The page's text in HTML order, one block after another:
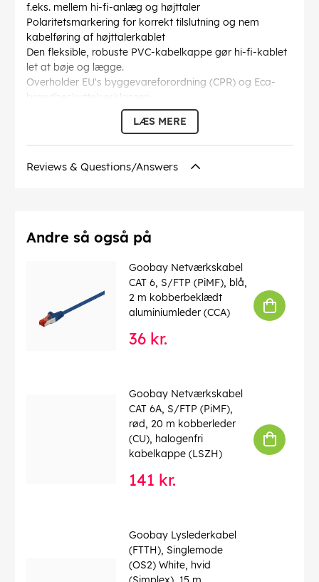
f.eks. mellem hi-fi-anlæg og højttaler
Polaritetsmarkering for korrekt tilslutning og nem
kabelføring af højttalerkablet
Den fleksible, robuste PVC-kabelkappe gør hi-fi-kablet
let at bøje og lægge.
Overholder EU's byggevareforordning (CPR) og Eca-
brandbeskyttelsesklassen
Goobay hi-fi højttalerkablet, der leveres i metermål,
kan du selv sammensætte det til den pågældende
anvendelse.
Inderleder tværsnit: 0.75 mm²
Farve: transparent
Brandklasse (CPR) : Eca
: Transparent
Forbrug enhed: 1 stk. kabelring
4040849677199
EAN:
LÆS MERE
Reviews & Questions/Answers
Andre så også på
Goobay Netværkskabel
CAT 6, S/FTP (PiMF), blå,
2 m kobberbeklædt
aluminiumleder (CCA)
36 kr.
Goobay Netværkskabel
CAT 6A, S/FTP (PiMF),
rød, 20 m kobberleder
(CU), halogenfri
kabelkappe (LSZH)
141 kr.
Goobay Lyslederkabel
(FTTH), Singlemode
(OS2) White, hvid